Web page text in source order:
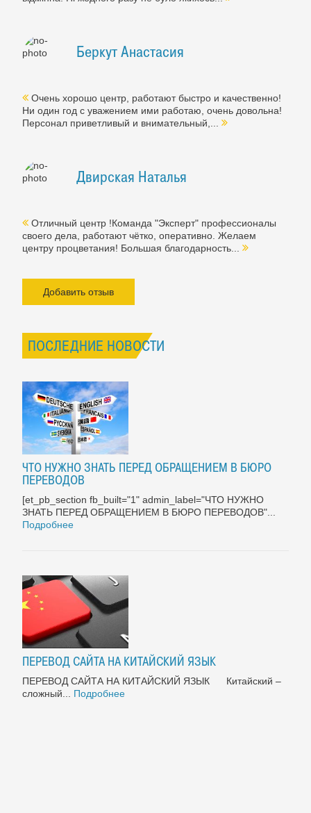
Беркут Анастасия
Очень хорошо центр, работают быстро и качественно!
Ни один год с уважением ими работаю, очень довольна!
Персонал приветливый и внимательный,...
Двирская Наталья
Отличный центр !Команда "Эксперт" профессионалы
своего дела, работают чётко, оперативно. Желаем
центру процветания! Большая благодарность...
Добавить отзыв
ПОСЛЕДНИЕ НОВОСТИ
ЧТО НУЖНО ЗНАТЬ ПЕРЕД ОБРАЩЕНИЕМ В БЮРО
ПЕРЕВОДОВ
[et_pb_section fb_built="1" admin_label="ЧТО НУЖНО
ЗНАТЬ ПЕРЕД ОБРАЩЕНИЕМ В БЮРО ПЕРЕВОДОВ"...
Подробнее
ПЕРЕВОД САЙТА НА КИТАЙСКИЙ ЯЗЫК
ПЕРЕВОД САЙТА НА КИТАЙСКИЙ ЯЗЫК Китайский –
сложный... Подробнее